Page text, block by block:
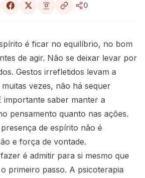
0
é ficar no equilíbrio, no bom
de agir. Não se deixar levar por
Gestos irrefletidos levam a
vezes, não há sequer
importante saber manter a
pensamento quanto nas ações.
de espírito não é
e força de vontade.
é admitir para si mesmo que
primeiro passo. A psicoterapia